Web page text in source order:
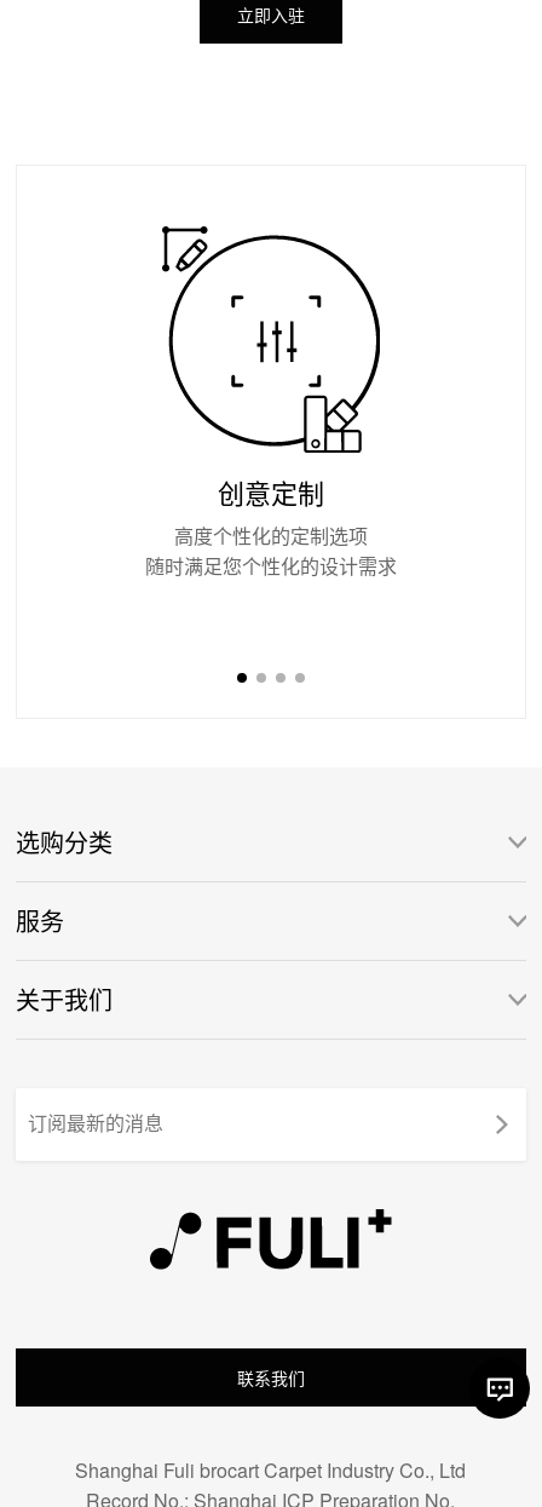
立即入驻
创意定制
高度个性化的定制选项
随时满足您个性化的设计需求
选购分类
服务
关于我们
联系我们
Shanghai Fuli brocart Carpet Industry Co., Ltd
Record No.: Shanghai ICP Preparation No.